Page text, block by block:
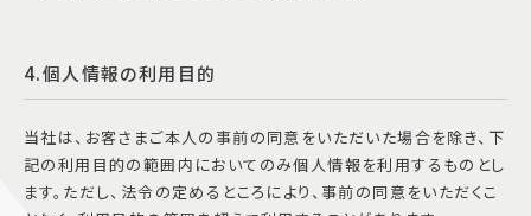
4.個人情報の利用目的
当社は、お客さまご本人の事前の同意をいただいた場合を除き、下
記の利用目的の範囲内においてのみ個人情報を利用するものとし
ます。ただし、法令の定めるところにより、事前の同意をいただくこ